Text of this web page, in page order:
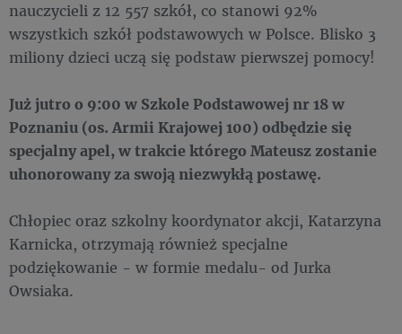
nauczycieli z 12 557 szkół, co stanowi 92%
wszystkich szkół podstawowych w Polsce. Blisko 3
miliony dzieci uczą się podstaw pierwszej pomocy!
Już jutro o 9:00 w Szkole Podstawowej nr 18 w
Poznaniu (os. Armii Krajowej 100) odbędzie się
specjalny apel, w trakcie którego Mateusz zostanie
uhonorowany za swoją niezwykłą postawę.
Chłopiec oraz szkolny koordynator akcji, Katarzyna
Karnicka, otrzymają również specjalne
podziękowanie - w formie medalu- od Jurka
Owsiaka.